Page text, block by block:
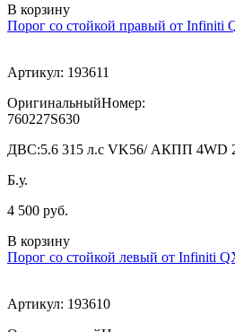
В корзину
Порог со стойкой правый от Infiniti
Артикул: 193611
ОригинальныйНомер:
760227S630
ДВС:5.6 315 л.с VK56/ АКПП 4WD
Б.у.
4 500 руб.
В корзину
Порог со стойкой левый от Infiniti
Артикул: 193610